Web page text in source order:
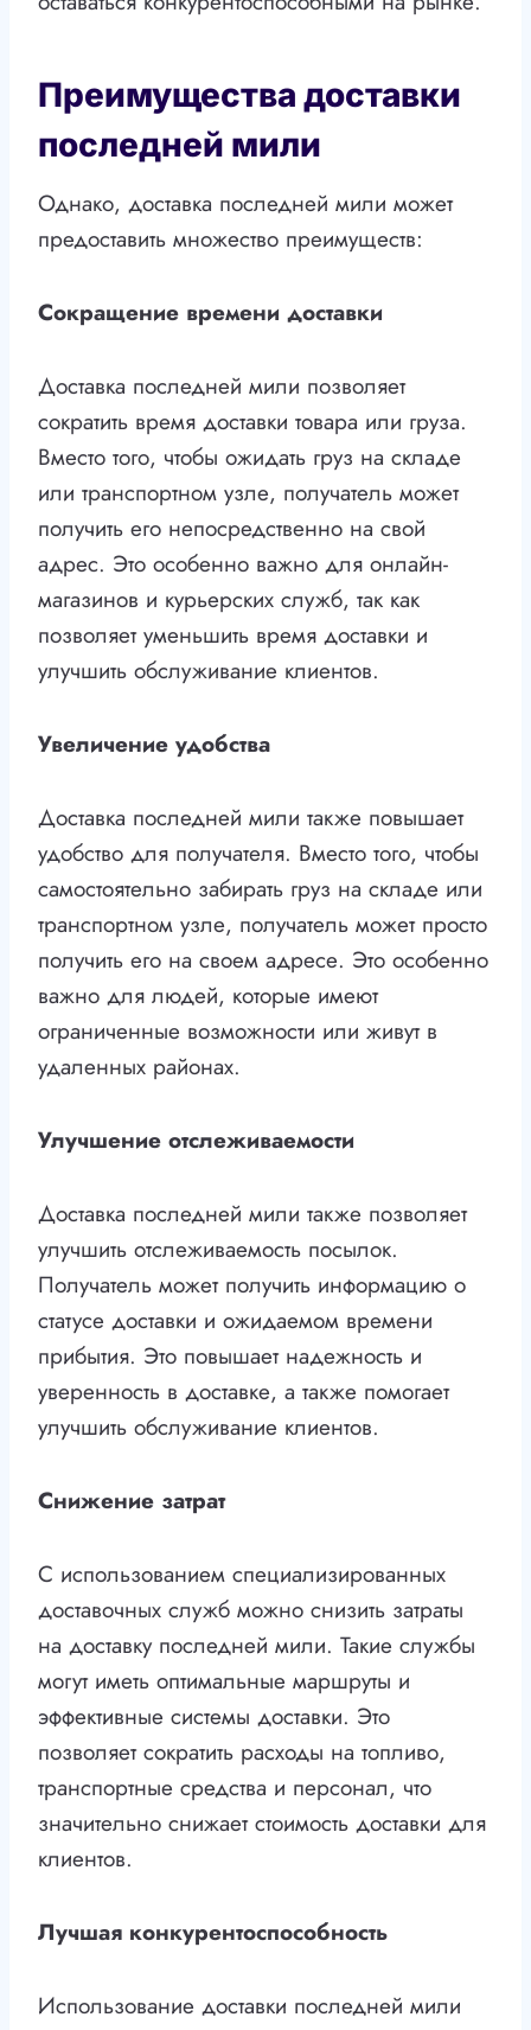
Преимущества доставки
последней мили
Однако, доставка последней мили может
предоставить множество преимуществ:
Сокращение времени доставки
Доставка последней мили позволяет
сократить время доставки товара или груза.
Вместо того, чтобы ожидать груз на складе
или транспортном узле, получатель может
получить его непосредственно на свой
адрес. Это особенно важно для онлайн-
магазинов и курьерских служб, так как
позволяет уменьшить время доставки и
улучшить обслуживание клиентов.
Увеличение удобства
Доставка последней мили также повышает
удобство для получателя. Вместо того, чтобы
самостоятельно забирать груз на складе или
транспортном узле, получатель может просто
получить его на своем адресе. Это особенно
важно для людей, которые имеют
ограниченные возможности или живут в
удаленных районах.
Улучшение отслеживаемости
Доставка последней мили также позволяет
улучшить отслеживаемость посылок.
Получатель может получить информацию о
статусе доставки и ожидаемом времени
прибытия. Это повышает надежность и
уверенность в доставке, а также помогает
улучшить обслуживание клиентов.
Снижение затрат
С использованием специализированных
доставочных служб можно снизить затраты
на доставку последней мили. Такие службы
могут иметь оптимальные маршруты и
эффективные системы доставки. Это
позволяет сократить расходы на топливо,
транспортные средства и персонал, что
значительно снижает стоимость доставки для
клиентов.
Лучшая конкурентоспособность
Использование доставки последней мили